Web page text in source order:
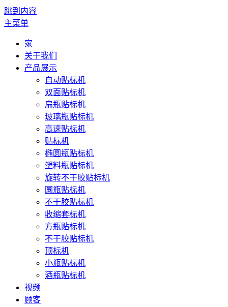
跳到内容
主菜单
家
关于我们
产品展示
自动贴标机
双面贴标机
扁瓶贴标机
玻璃瓶贴标机
高速贴标机
贴标机
椭圆瓶贴标机
塑料瓶贴标机
旋转不干胶贴标机
圆瓶贴标机
不干胶贴标机
收缩套标机
方瓶贴标机
不干胶贴标机
顶标机
小瓶贴标机
酒瓶贴标机
视频
顾客